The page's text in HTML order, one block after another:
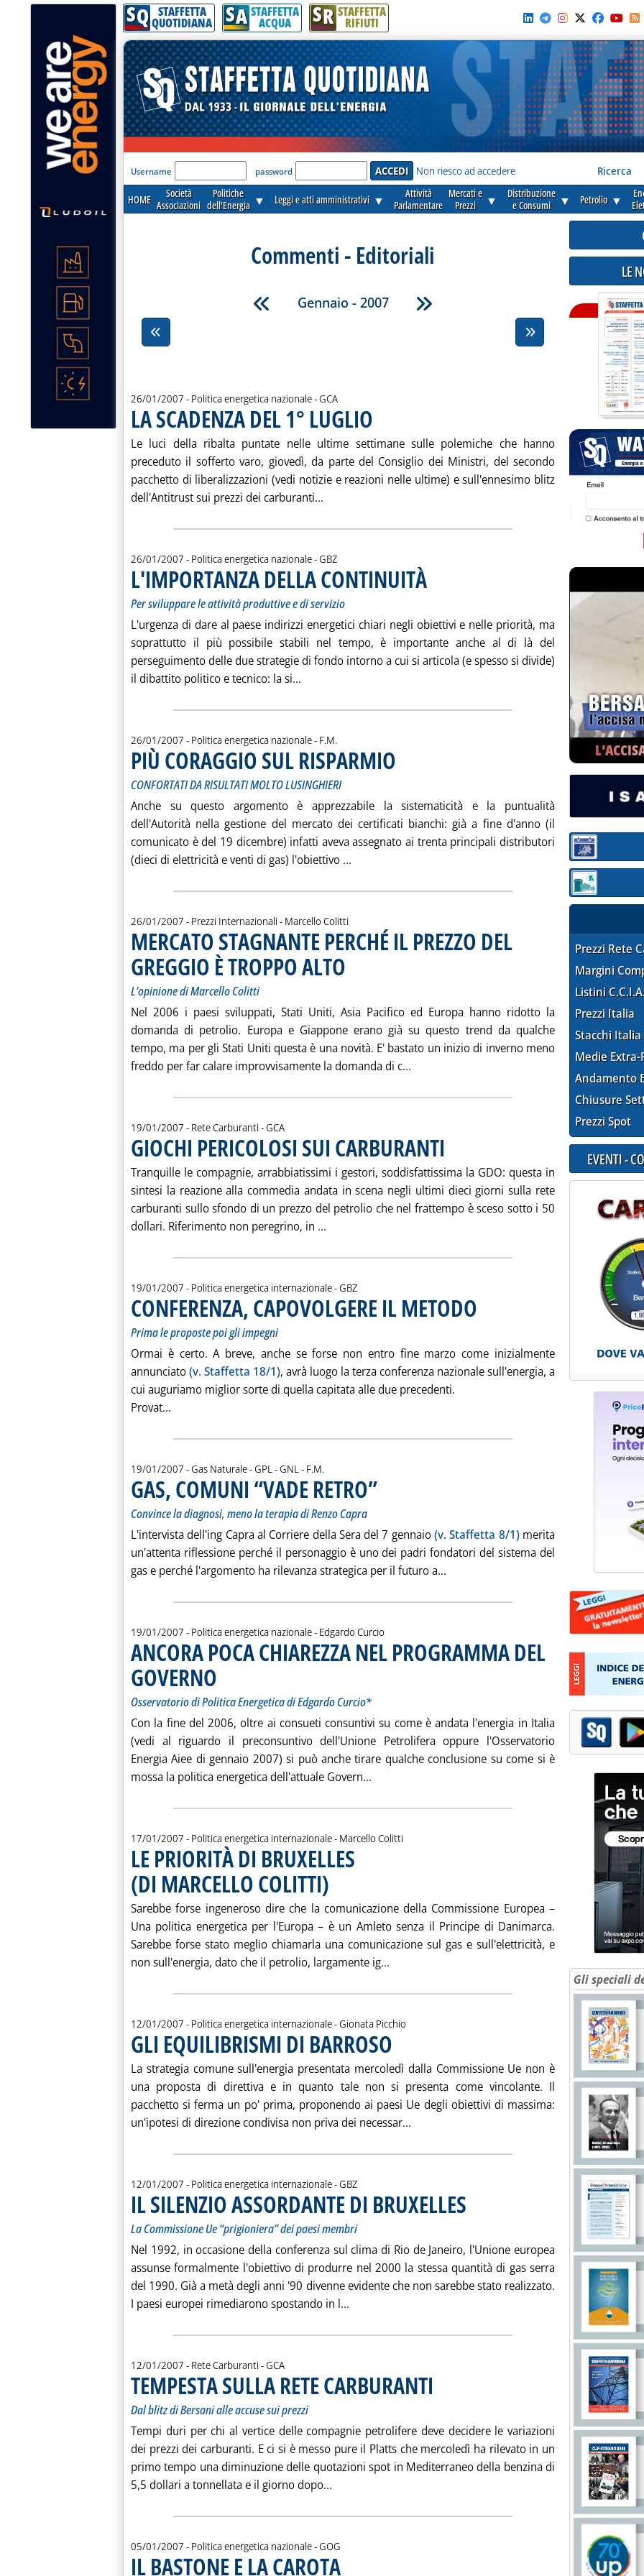
SQ STAFFETTA
QUOTIDIANA SA STAFFETTA
ACQUA SR STAFFETTA
RIFIUTI
'Modulo Login per accedere'
Username password Non riesco ad accedere Ricerca
HOME
Società
Associazioni
Politiche
dell'Energia ▼ Leggi e atti amministrativi ▼
Attività
Parlamentare
Mercati e
Prezzi
▼
Distribuzione
e Consumi
▼ Petrolio ▼
Commenti - Editoriali
Gennaio - 2007
26/01/2007 - Politica energetica nazionale -di:
GCA
LA SCADENZA DEL 1° LUGLIO
Le luci della ribalta puntate nelle ultime settimane sulle polemiche che hanno
preceduto il sofferto varo, giovedì, da parte del Consiglio dei Ministri, del secondo
pacchetto di liberalizzazioni (vedi notizie e reazioni nelle ultime) e sull'ennesimo blitz
dell'Antitrust sui prezzi dei carburanti...
26/01/2007 - Politica energetica nazionale -di:
GBZ
L'IMPORTANZA DELLA CONTINUITÀ . Sottotitolo: Per sviluppare le attività produttive e di servizio
. Pubblicata venerdì 26 gennaio 2007 alle 16.44.
Per sviluppare le attività produttive e di servizio
L'urgenza di dare al paese indirizzi energetici chiari negli obiettivi e nelle priorità, ma
soprattutto il più possibile stabili nel tempo, è importante anche al di là del
perseguimento delle due strategie di fondo intorno a cui si articola (e spesso si divide)
il dibattito politico e tecnico: la si...
26/01/2007 - Politica energetica nazionale - di:
F.M.
PIÙ CORAGGIO SUL RISPARMIO . Sottotitolo: CONFORTATI DA RISULTATI MOLTO LUSINGHIERI
CONFORTATI DA RISULTATI MOLTO LUSINGHIERI
Anche su questo argomento è apprezzabile la sistematicità e la puntualità
dell'Autorità nella gestione del mercato dei certificati bianchi: già a fine d'anno (il
comunicato è del 19 dicembre) infatti aveva assegnato ai trenta principali distributori
(dieci di elettricità e venti di gas) l'obiettivo ... Leggi tutta la notizia: 'PIÙ CORAGGIO SUL RISPARMIO'
26/01/2007 - Prezzi Internazionali - di:
Marcello Colitti
MERCATO STAGNANTE PERCHÉ IL PREZZO DEL
GREGGIO È TROPPO ALTO
L'opinione di Marcello Colitti
Nel 2006 i paesi sviluppati, Stati Uniti, Asia Pacifico ed Europa hanno ridotto la
domanda di petrolio. Europa e Giappone erano già su questo trend da qualche
tempo, ma per gli Stati Uniti questa è una novità. E' bastato un inizio di inverno meno
freddo per far calare improvvisamente la domanda di c... Leggi tutta la notizia: 'MERCATO STAGNANTE
19/01/2007 - Rete Carburanti -di:
GCA
GIOCHI PERICOLOSI SUI CARBURANTI . Pubblicata venerdì 19 gennaio 2007 alle 17.0.
Tranquille le compagnie, arrabbiatissimi i gestori, soddisfattissima la GDO: questa in
sintesi la reazione alla commedia andata in scena negli ultimi dieci giorni sulla rete
carburanti sullo sfondo di un prezzo del petrolio che nel frattempo è sceso sotto i 50
dollari. Riferimento non peregrino, in ... Leggi tutta la notizia: 'GIOCHI PERICOLOSI SUI CARBURANTI'
19/01/2007 - Politica energetica internazionale -di:
GBZ
CONFERENZA, CAPOVOLGERE IL METODO . Sottotitolo: Prima le proposte poi gli impegni
. Pubblicata venerdì 19 gennaio 2007 alle 16.5.
Prima le proposte poi gli impegni
Ormai è certo. A breve, anche se forse non entro fine marzo come inizialmente
annunciato(v. Staffetta 18/1), avrà luogo la terza conferenza nazionale sull'energia, a
cui auguriamo miglior sorte di quella capitata alle due precedenti.
Provat...
19/01/2007 - Gas Naturale - GPL - GNL - di:
F.M.
GAS, COMUNI “VADE RETRO”. Sottotitolo: Convince la diagnosi, meno la terapia di Renzo Capra
. Pubblicata venerdì 19 gennaio 2007 alle 16.0.
Convince la diagnosi, meno la terapia di Renzo Capra
L'intervista dell'ing Capra al Corriere della Sera del 7 gennaio(v. Staffetta 8/1)merita
un'attenta riflessione perché il personaggio è uno dei padri fondatori del sistema del
gas e perché l'argomento ha rilevanza strategica per il futuro a... Leggi tutta la notizia: 'GAS, COMUNI
19/01/2007 - Politica energetica nazionale - di:
Edgardo Curcio
ANCORA POCA CHIAREZZA NEL PROGRAMMA DEL
GOVERNO
Osservatorio di Politica Energetica di Edgardo Curcio*
Con la fine del 2006, oltre ai consueti consuntivi su come è andata l'energia in Italia
(vedi al riguardo il preconsuntivo dell'Unione Petrolifera oppure l'Osservatorio
Energia Aiee di gennaio 2007) si può anche tirare qualche conclusione su come si è
mossa la politica energetica dell'attuale Govern... Leggi tutta la notizia: 'ANCORA POCA CHIAREZZA
17/01/2007 - Politica energetica internazionale - di:
Marcello Colitti
LE PRIORITÀ DI BRUXELLES
(DI MARCELLO COLITTI)
Sarebbe forse ingeneroso dire che la comunicazione della Commissione Europea –
Una politica energetica per l'Europa – è un Amleto senza il Principe di Danimarca.
Sarebbe forse stato meglio chiamarla una comunicazione sul gas e sull'elettricità, e
non sull'energia, dato che il petrolio, largamente ig...
12/01/2007 - Politica energetica internazionale -di:
Gionata Picchio
GLI EQUILIBRISMI DI BARROSO
La strategia comune sull'energia presentata mercoledì dalla Commissione Ue non è
una proposta di direttiva e in quanto tale non si presenta come vincolante. Il
pacchetto si ferma un po' prima, proponendo ai paesi Ue degli obiettivi di massima:
un'ipotesi di direzione condivisa non priva dei necessar... Leggi tutta la notizia: 'GLI EQUILIBRISMI DI
12/01/2007 - Politica energetica internazionale -di:
GBZ
IL SILENZIO ASSORDANTE DI BRUXELLES . Sottotitolo: La Commissione Ue “prigioniera” dei
. Pubblicata venerdì 12 gennaio 2007 alle 15.52.
La Commissione Ue “prigioniera” dei paesi membri
Nel 1992, in occasione della conferenza sul clima di Rio de Janeiro, l'Unione europea
assunse formalmente l'obiettivo di produrre nel 2000 la stessa quantità di gas serra
del 1990. Già a metà degli anni '90 divenne evidente che non sarebbe stato realizzato.
I paesi europei rimediarono spostando in l... Leggi tutta la notizia: 'IL SILENZIO ASSORDANTE DI
12/01/2007 - Rete Carburanti -di:
GCA
TEMPESTA SULLA RETE CARBURANTI . Sottotitolo: Dal blitz di Bersani alle accuse sui prezzi
. Pubblicata venerdì 12 gennaio 2007 alle 15.48.
Dal blitz di Bersani alle accuse sui prezzi
Tempi duri per chi al vertice delle compagnie petrolifere deve decidere le variazioni
dei prezzi dei carburanti. E ci si è messo pure il Platts che mercoledì ha rilevato in un
primo tempo una diminuzione delle quotazioni spot in Mediterraneo della benzina di
5,5 dollari a tonnellata e il giorno dopo... Leggi tutta la notizia: 'TEMPESTA SULLA RETE CARBURANTI'
05/01/2007 - Politica energetica nazionale -di:
GOG
IL BASTONE E LA CAROTA
LE
Sezione:
Sezione:
Prezzi Rete
Margini
Listini
Prezzi Italia
Stacchi Italia
Medie Extra-
Andamento
Chiusure
Prezzi Spot
EVENTI -
Gli speciali